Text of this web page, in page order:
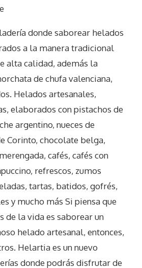
donde saborear helados
a la manera tradicional
alta calidad, además la
de chufa valenciana,
Helados artesanales,
elaborados con pistachos de
argentino, nueces de
Corinto, chocolate belga,
cafés, cafés con
refrescos, zumos
tartas, batidos, gofrés,
y mucho más Si piensa que
de la vida es saborear un
helado artesanal, entonces,
Helartia es un nuevo
donde podrás disfrutar de